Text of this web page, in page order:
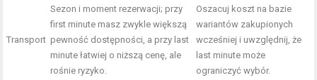
Transport
Sezon i moment rezerwacji; przy
first minute masz zwykle większą
pewność dostępności, a przy last
minute łatwiej o niższą cenę, ale
rośnie ryzyko.
Oszacuj koszt na bazie
wariantów zakupionych
wcześniej i uwzględnij, że
last minute może
ograniczyć wybór.